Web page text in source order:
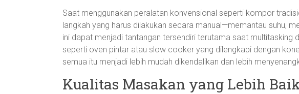
Saat menggunakan peralatan konvensional seperti kompor
langkah yang harus dilakukan secara manual—memantau suhu,
ini dapat menjadi tantangan tersendiri terutama saat multitasking
seperti oven pintar atau slow cooker yang dilengkapi dengan
semua itu menjadi lebih mudah dikendalikan dan lebih
Kualitas Masakan yang Lebih